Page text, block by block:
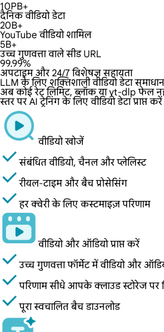
10PB+
दैनिक वीडियो डेटा
20B+
YouTube वीडियो शामिल
5B+
उच्च गुणवत्ता वाले सीड URL
99.99%
अपटाइम और 24/7 विशेषज्ञ सहायता
LLM के लिए शक्तिशाली वीडियो डेटा समाधान
अब कोई रेट लिमिट, ब्लॉक या yt-dlp फेल
स्तर पर AI ट्रेनिंग के लिए वीडियो डेटा प्राप्त
वीडियो खोजें
संबंधित वीडियो, चैनल और प्लेलिस्ट
रीयल-टाइम और बैच प्रोसेसिंग
हर क्वेरी के लिए कस्टमाइज़ परिणाम
वीडियो और ऑडियो प्राप्त करें
उच्च गुणवत्ता फॉर्मेट में वीडियो और
परिणाम सीधे आपके क्लाउड स्टोरेज पर
पूरा स्वचालित बैच डाउनलोड